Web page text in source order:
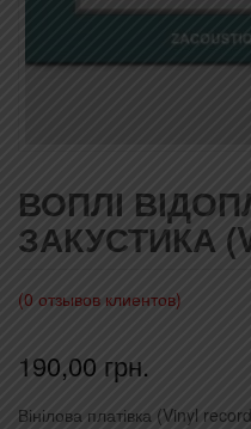
ВОПЛІ
ЗАКУСТИКА
(0 отзывов клиентов)
190,00 грн.
Вінілова платівка (Vinyl